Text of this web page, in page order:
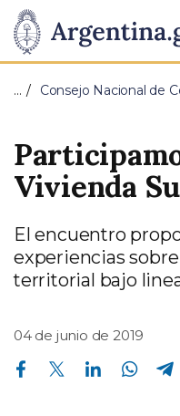
Presidencia
de
Nación
Pasar al contenido
… Consejo Nacional de
Vivienda
El encuentro
experiencias
territorial bajo
04 de junio de 2019
Compartir en Facebook Compartir en Twitter Compartir en Linkedin Compartir en Whatsapp